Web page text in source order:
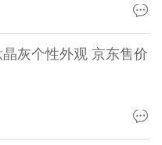
灰个性外观 京东售价